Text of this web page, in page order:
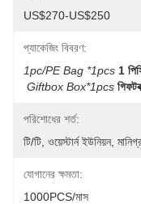
US$270-US$250
প্যাকেজিং বিবরণ:
1pc/PE Bag *1pcs 1
Giftbox Box*1pcs
পরিশোধের শর্ত:
টি/টি, ওয়েস্টার্ন ইউনিয়ন,
যোগানের ক্ষমতা:
1000PCS/মাস